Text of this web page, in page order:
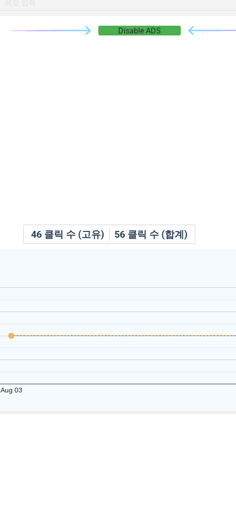
Disable ADS
46 클릭 수 (고유) 56 클릭 수 (합계)
Aug 03